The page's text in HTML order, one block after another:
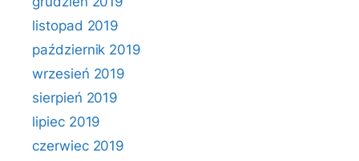
listopad 2019
październik 2019
wrzesień 2019
sierpień 2019
lipiec 2019
czerwiec 2019